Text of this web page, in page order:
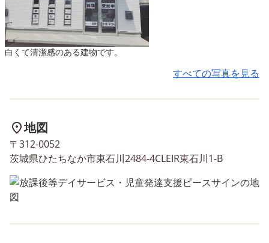
白くて清潔感のある建物です。
すべての写真を見る
地図
〒312-0052
茨城県ひたちなか市東石川2484-4CLEIR東石川1-B